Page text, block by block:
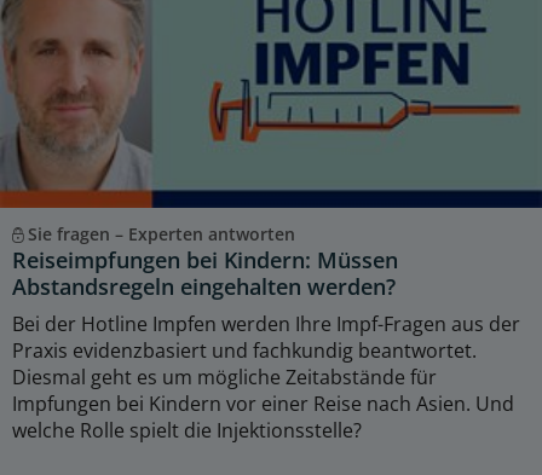
Sie fragen – Experten antworten
Reiseimpfungen bei Kindern: Müssen
Abstandsregeln eingehalten werden?
Bei der Hotline Impfen werden Ihre Impf-Fragen aus der
Praxis evidenzbasiert und fachkundig beantwortet.
Diesmal geht es um mögliche Zeitabstände für
Impfungen bei Kindern vor einer Reise nach Asien. Und
welche Rolle spielt die Injektionsstelle?